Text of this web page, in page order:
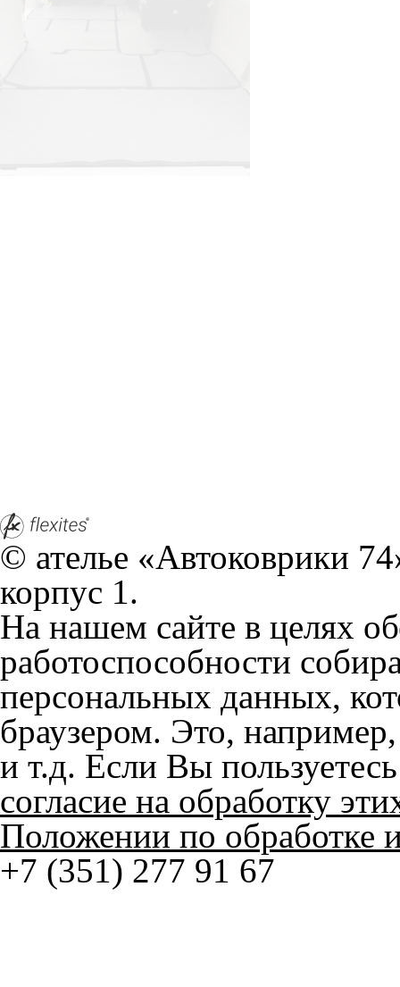
На нашем сайте в целях
работоспособности
персональных данных,
браузером. Это,
и т.д. Если Вы
согласие на обработку
Положении по обработке
+7 (351) 277 91 67